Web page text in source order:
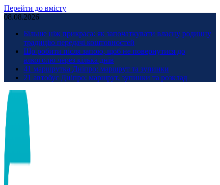
Перейти до вмісту
08.08.2026
Більше ніж прикраса: як започаткувати власну родинну
традицію передачі коштовностей
Що робити після запою, щоб не повернутися до
алкоголю через кілька днів
41 маршрутка Дніпро: маршрут та зупинки
21 автобус Дніпро: маршрут, зупинки та розклад